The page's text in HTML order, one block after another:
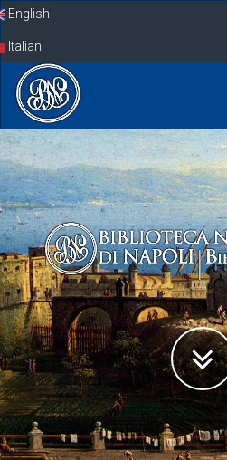
SkipEnglish
Italian